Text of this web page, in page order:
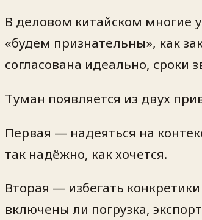
В деловом китайском многие
«будем признательны», как
согласована идеально, сроки
Туман появляется из двух
Первая — надеяться на
так надёжно, как хочется.
Вторая — избегать
включены ли погрузка,